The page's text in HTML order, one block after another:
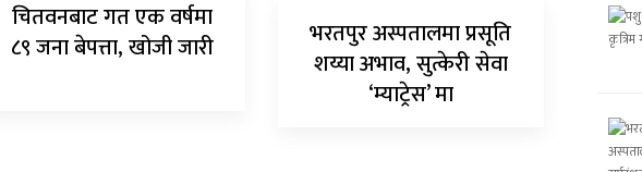
चितवनबाट गत एक वर्षमा
८९ जना बेपत्ता, खोजी जारी
भरतपुर अस्पतालमा प्रसूति
शय्या अभाव, सुत्केरी सेवा
‘म्याट्रेस’ मा